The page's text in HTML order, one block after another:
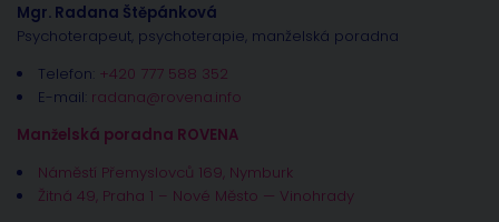
Mgr. Radana Štěpánková
Psychoterapeut, psychoterapie, manželská poradna
Telefon: +420 777 588 352
E-mail: radana@rovena.info
Manželská poradna ROVENA
Náměstí Přemyslovců 169, Nymburk
Žitná 49, Praha 1 – Nové Město — Vinohrady